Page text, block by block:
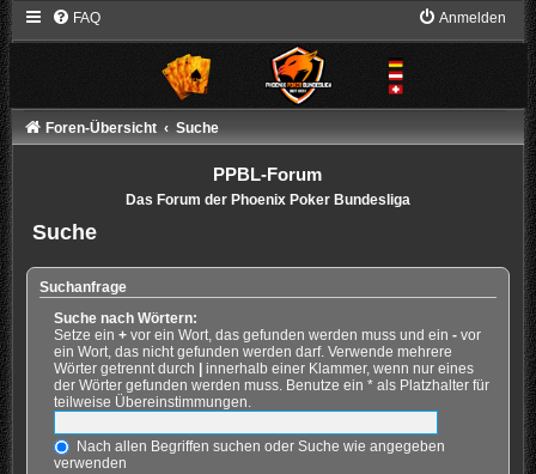
FAQ Anmelden
Foren-Übersicht Suche
PPBL-Forum
Das Forum der Phoenix Poker Bundesliga
Suche
Suchanfrage
Suche nach Wörtern:
Setze ein +vor ein Wort, das gefunden werden muss und ein -vor
ein Wort, das nicht gefunden werden darf. Verwende mehrere
Wörter getrennt durch
innerhalb einer Klammer, wenn nur eines
der Wörter gefunden werden muss. Benutze ein * als Platzhalter für
teilweise Übereinstimmungen.
Nach allen Begriffen suchen oder Suche wie angegeben
verwenden